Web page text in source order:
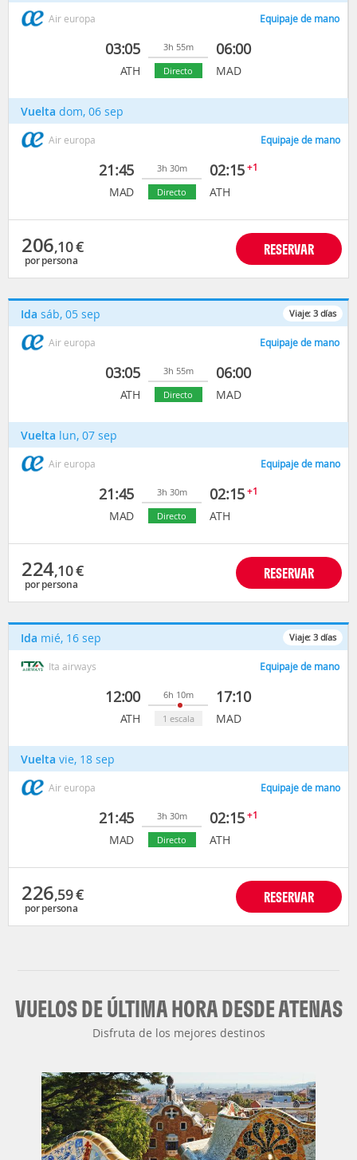
Air europa Equipaje de mano
03:05
ATH
3h 55m
Directo
06:00
MAD
Vuelta dom, 06 sep
Air europa Equipaje de mano
21:45
MAD
3h 30m
Directo
02:15+1
ATH
206,10€
por persona
RESERVAR
Viaje: 3 días
Ida sáb, 05 sep
Air europa Equipaje de mano
03:05
ATH
3h 55m
Directo
06:00
MAD
Vuelta lun, 07 sep
Air europa Equipaje de mano
21:45
MAD
3h 30m
Directo
02:15+1
ATH
224,10€
por persona
RESERVAR
Viaje: 3 días
Ida mié, 16 sep
Ita airways Equipaje de mano
12:00
ATH
6h 10m
1 escala
17:10
MAD
Vuelta vie, 18 sep
Air europa Equipaje de mano
21:45
MAD
3h 30m
Directo
02:15+1
ATH
226,59€
por persona
RESERVAR
VUELOS DE ÚLTIMA HORA DESDE ATENAS
Disfruta de los mejores destinos